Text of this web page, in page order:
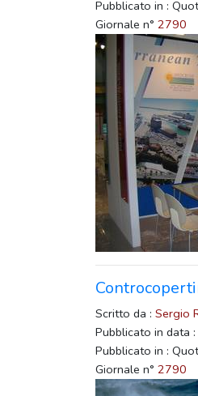
Pubblicato in :
Giornale n° 2790
Scritto da : Sergio
Pubblicato in data
Pubblicato in :
Giornale n° 2790